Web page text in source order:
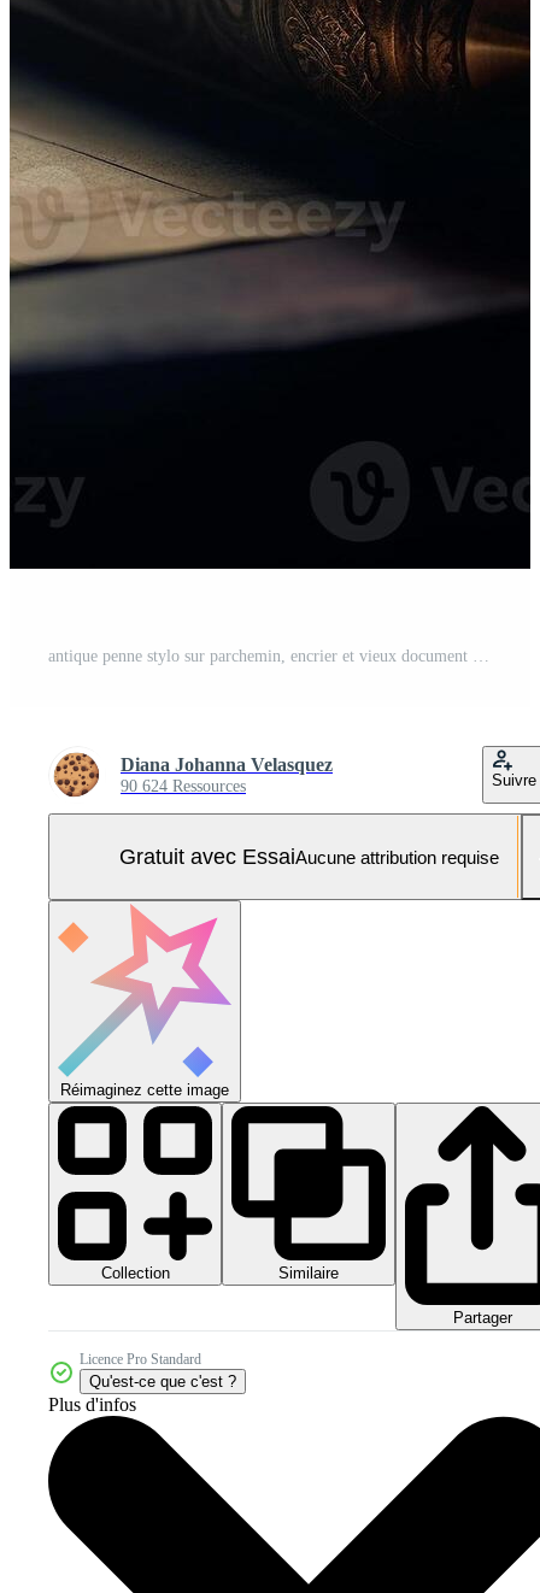
antique penne stylo sur parchemin, encrier et vieux document généré par ai Photo Pro
Diana Johanna Velasquez
90 624 Ressources Suivre
Gratuit avec EssaiAucune attribution requise
Réimaginez cette image
Collection Similaire
Partager
Licence Pro Standard
Qu'est-ce que c'est ?
Plus d'infos